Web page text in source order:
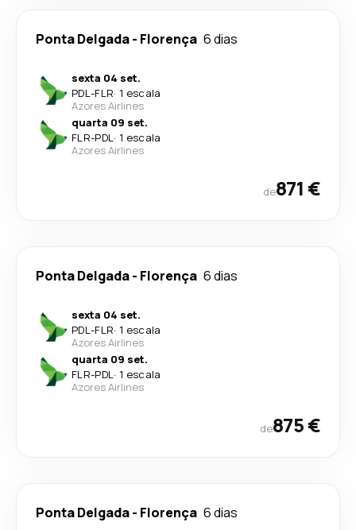
Ponta Delgada- Florença 6 dias
sexta 04 set.
PDL-FLR· 1 escala
Azores Airlines
quarta 09 set.
FLR-PDL· 1 escala
Azores Airlines
de871 €
Ponta Delgada- Florença 6 dias
sexta 04 set.
PDL-FLR· 1 escala
Azores Airlines
quarta 09 set.
FLR-PDL· 1 escala
Azores Airlines
de875 €
Ponta Delgada- Florença 6 dias